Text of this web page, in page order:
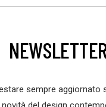
sempre aggiornato